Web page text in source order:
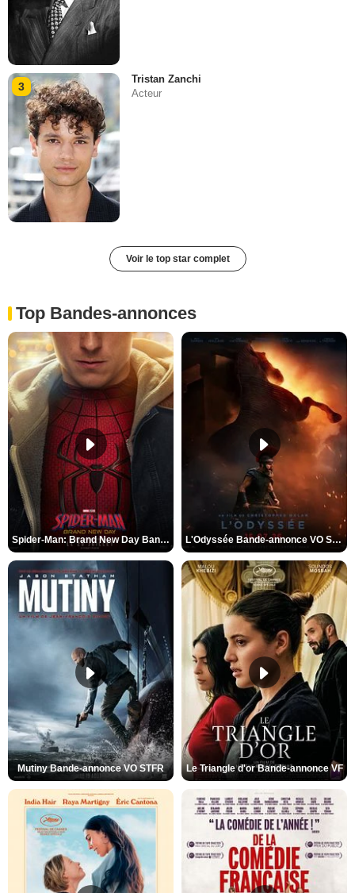
3
Tristan Zanchi
Acteur
Voir le top star complet
Top Bandes-annonces
Spider-Man: Brand New Day Bande-annonce VO STFR L'Odyssée Bande-annonce VO STFR
Mutiny Bande-annonce VO STFR Le Triangle d'or Bande-annonce VF